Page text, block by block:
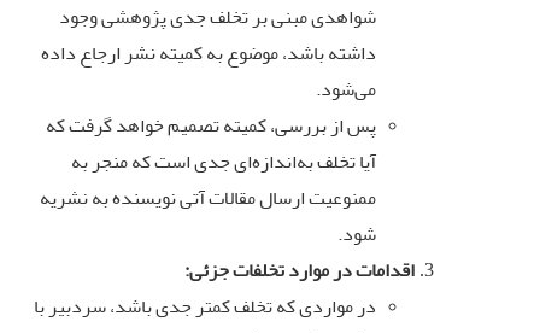
شواهدی مبنی بر تخلف جدی پژوهشی وجود
داشته باشد، موضوع به کمیته نشر ارجاع داده
می‌شود.
پس از بررسی، کمیته تصمیم خواهد گرفت که
آیا تخلف به‌اندازه‌ای جدی است که منجر به
ممنوعیت ارسال مقالات آتی نویسنده به نشریه
شود.
اقدامات در موارد تخلفات جزئی:
در مواردی که تخلف کمتر جدی باشد، سردبیر با